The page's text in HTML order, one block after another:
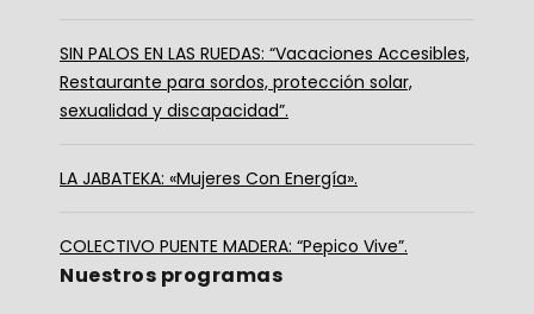
SIN PALOS EN LAS RUEDAS: “Vacaciones Accesibles,
Restaurante para sordos, protección solar,
sexualidad y discapacidad”.
LA JABATEKA: «Mujeres Con Energía».
COLECTIVO PUENTE MADERA: “Pepico Vive”.
Nuestros programas